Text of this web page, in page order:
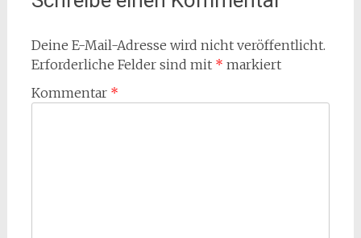
Deine E-Mail-Adresse wird nicht veröffentlicht.
Erforderliche Felder sind mit * markiert
Kommentar *